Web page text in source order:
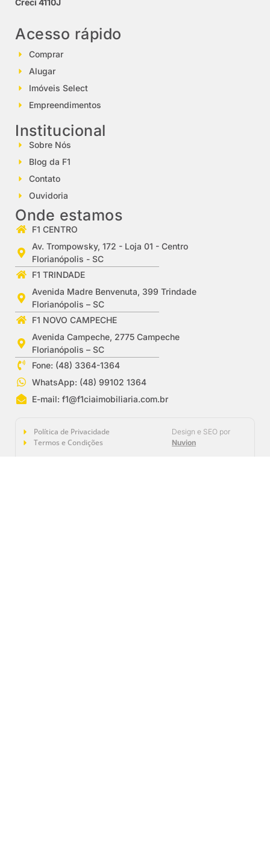
Creci 4110J
Acesso rápido
Comprar
Alugar
Imóveis Select
Empreendimentos
Institucional
Sobre Nós
Blog da F1
Contato
Ouvidoria
Onde estamos
F1 CENTRO
Av. Trompowsky, 172 - Loja 01 - Centro
Florianópolis - SC
F1 TRINDADE
Avenida Madre Benvenuta, 399 Trindade
Florianópolis – SC
F1 NOVO CAMPECHE
Avenida Campeche, 2775 Campeche
Florianópolis – SC
Fone: (48) 3364-1364
WhatsApp: (48) 99102 1364
E-mail:f1@f1ciaimobiliaria.com.br
Política de Privacidade
Termos e Condições
Design e SEO por
Nuvion